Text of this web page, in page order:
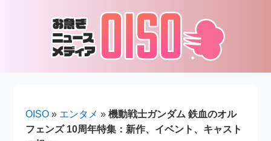
OISO » エンタメ »機動戦士ガンダム 鉄血のオル
フェンズ 10周年特集：新作、イベント、キャスト